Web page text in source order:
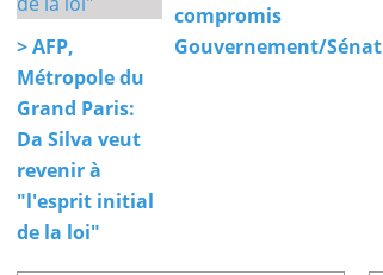
> AFP,
Métropole du
Grand Paris:
Da Silva veut
revenir à
"l'esprit initial
de la loi"
compromis
Gouvernement/Sénat